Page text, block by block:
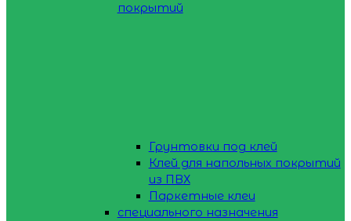
покрытий
Грунтовки под клей
Клей для напольных покрытий
из ПВХ
Паркетные клеи
специального назначения